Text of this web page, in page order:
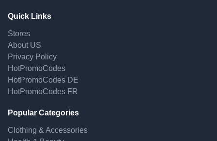
Quick Links
Stores
About US
Privacy Policy
HotPromoCodes
HotPromoCodes DE
HotPromoCodes FR
Popular Categories
Clothing & Accessories